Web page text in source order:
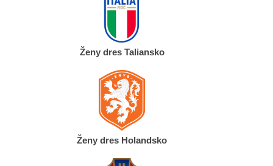
Ženy dres Taliansko
Ženy dres Holandsko